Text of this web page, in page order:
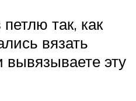
так, как
вязать
эту